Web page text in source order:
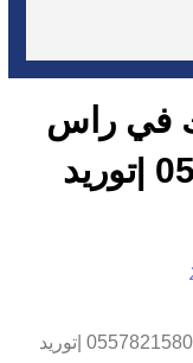
في راس
الخيمة |0557821580 |توريد
شركة تركيب انترلوك في راس الخيمة |0557821580 |توريد